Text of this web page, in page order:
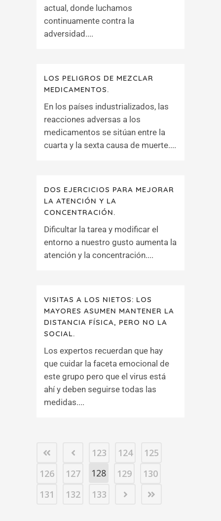
actual, donde luchamos
continuamente contra la
adversidad....
LOS PELIGROS DE MEZCLAR
MEDICAMENTOS.
En los países industrializados, las
reacciones adversas a los
medicamentos se sitúan entre la
cuarta y la sexta causa de muerte....
DOS EJERCICIOS PARA MEJORAR
LA ATENCIÓN Y LA
CONCENTRACIÓN.
Dificultar la tarea y modificar el
entorno a nuestro gusto aumenta la
atención y la concentración....
VISITAS A LOS NIETOS: LOS
MAYORES ASUMEN MANTENER LA
DISTANCIA FÍSICA, PERO NO LA
SOCIAL.
Los expertos recuerdan que hay
que cuidar la faceta emocional de
este grupo pero que el virus está
ahí y deben seguirse todas las
medidas....
123 124
125
126
127 128 129
130
131
132 133